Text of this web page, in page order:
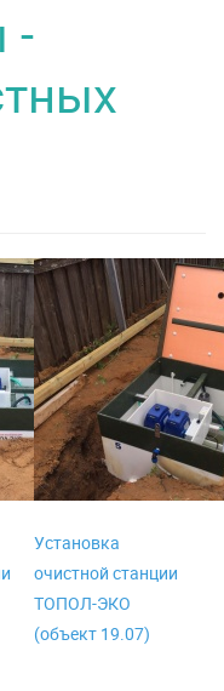
-
Установка
очистной станции
ТОПОЛ-ЭКО
(объект 19.07)